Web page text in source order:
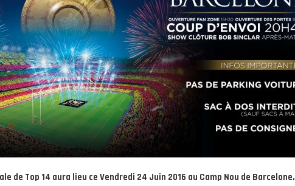
de Top 14 aura lieu ce Vendredi 24 Juin 2016 au Camp Nou de Barcelone.